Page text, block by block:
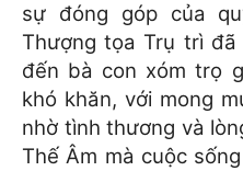
sự đóng góp của
Thượng tọa Trụ trì
đến bà con xóm trọ
khó khăn, với mong
nhờ tình thương và
Thế Âm mà cuộc